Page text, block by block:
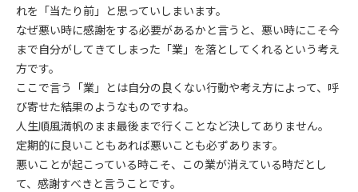
れを「当たり前」と思っていしまいます。
なぜ悪い時に感謝をする必要があるかと言うと、悪い時にこそ今
まで自分がしてきてしまった「業」を落としてくれるという考え
方です。
ここで言う「業」とは自分の良くない行動や考え方によって、呼
び寄せた結果のようなものですね。
人生順風満帆のまま最後まで行くことなど決してありません。
定期的に良いこともあれば悪いことも必ずあります。
悪いことが起こっている時こそ、この業が消えている時だとし
て、感謝すべきと言うことです。